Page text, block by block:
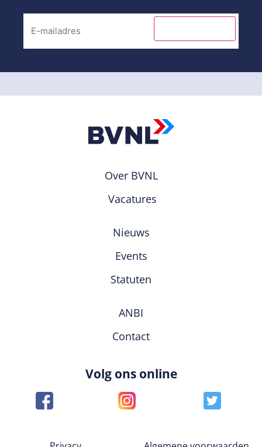
Over BVNL
Vacatures
Nieuws
Events
Statuten
ANBI
Contact
Volg ons online